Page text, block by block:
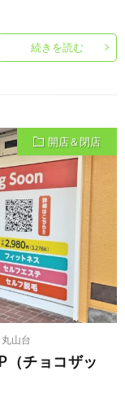
続きを読む
開店＆閉店
丸山台
（チョコザッ